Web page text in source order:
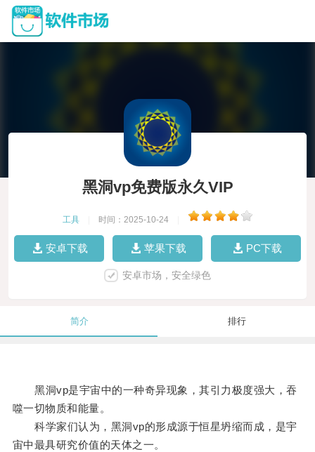
黑洞vp免费版永久VIP
工具 时间：2025-10-24
安卓下载 苹果下载 PC下载
安卓市场，安全绿色
简介 排行
黑洞vp是宇宙中的一种奇异现象，其引力极度强大，吞
噬一切物质和能量。
科学家们认为，黑洞vp的形成源于恒星坍缩而成，是宇
宙中最具研究价值的天体之一。